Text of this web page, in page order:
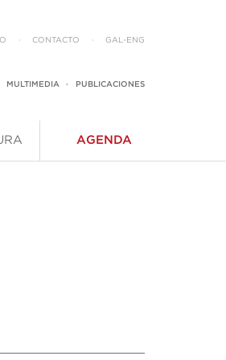
· CONTACTO · GAL- ENG
MULTIMEDIA · PUBLICACIONES
AGENDA